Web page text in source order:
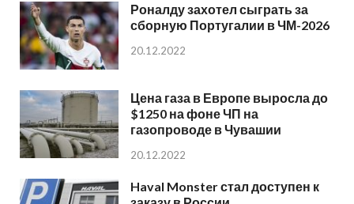
Роналду захотел сыграть за
сборную Португалии в ЧМ-2026
20.12.2022
Цена газа в Европе выросла до
$1250 на фоне ЧП на
газопроводе в Чувашии
20.12.2022
Haval Monster стал доступен к